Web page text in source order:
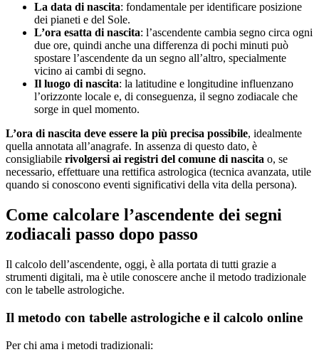
La data di nascita: fondamentale per identificare posizione
dei pianeti e del Sole.
L’ora esatta di nascita: l’ascendente cambia segno circa ogni
due ore, quindi anche una differenza di pochi minuti può
spostare l’ascendente da un segno all’altro, specialmente
vicino ai cambi di segno.
Il luogo di nascita: la latitudine e longitudine influenzano
l’orizzonte locale e, di conseguenza, il segno zodiacale che
sorge in quel momento.
L’ora di nascita deve essere la più precisa possibile, idealmente
quella annotata all’anagrafe. In assenza di questo dato, è
consigliabile rivolgersi ai registri del comune di nascita o, se
necessario, effettuare una rettifica astrologica (tecnica avanzata, utile
quando si conoscono eventi significativi della vita della persona).
Come calcolare l’ascendente dei segni
zodiacali passo dopo passo
Il calcolo dell’ascendente, oggi, è alla portata di tutti grazie a
strumenti digitali, ma è utile conoscere anche il metodo tradizionale
con le tabelle astrologiche.
Il metodo con tabelle astrologiche e il calcolo online
Per chi ama i metodi tradizionali: